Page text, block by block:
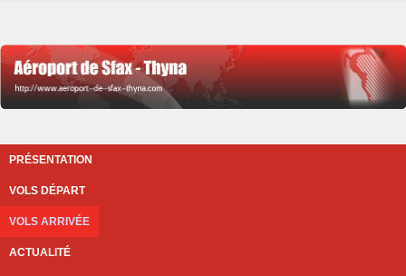
PRÉSENTATION
VOLS DÉPART
VOLS ARRIVÉE
ACTUALITÉ